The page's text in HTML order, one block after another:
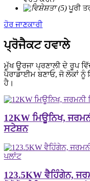
ਪੂਰੀ
ਹੋਰ ਜਾਣਕਾਰੀ
ਪ੍ਰੋਜੈਕਟ ਹਵਾਲੇ
ਮੁੱਖ ਊਰਜਾ ਪ੍ਰਣਾਲੀ ਦੇ ਰੂਪ
ਪੈਰਾਡਾਈਮ ਬਣਾਓ, ਜੋ ਲੋਕਾਂ ਨੂੰ
ਹੈ।
12KW ਮਿਊਨਿਖ,
ਸਟੇਸ਼ਨ
123.5KW ਵੈਹਿੰਗੇਨ,